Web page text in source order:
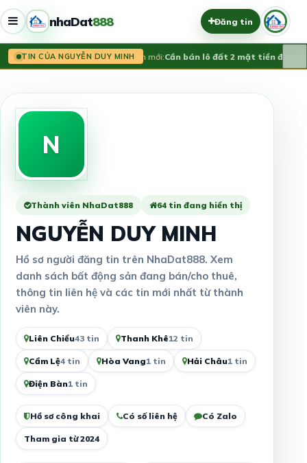
nhaDat888 Đăng tin
TIN CỦA NGUYỄN DUY MINHTin mới:Cần bán lô đất 2 mặt tiền đường
N
Thành viên NhaDat888 64 tin đang hiển thị
NGUYỄN DUY MINH
Hồ sơ người đăng tin trên NhaDat888. Xem
danh sách bất động sản đang bán/cho thuê,
thông tin liên hệ và các tin mới nhất từ thành
viên này.
Liên Chiểu43 tin Thanh Khê12 tin
Cẩm Lệ4 tin Hòa Vang1 tin Hải Châu1 tin
Điện Bàn1 tin
Hồ sơ công khai Có số liên hệ Có Zalo
Tham gia từ 2024